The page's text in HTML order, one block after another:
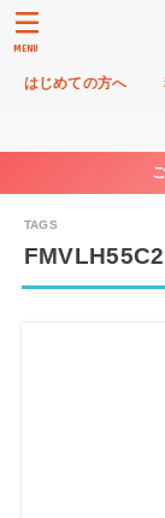
はじめての方へ
MENU
FMVLH55C2